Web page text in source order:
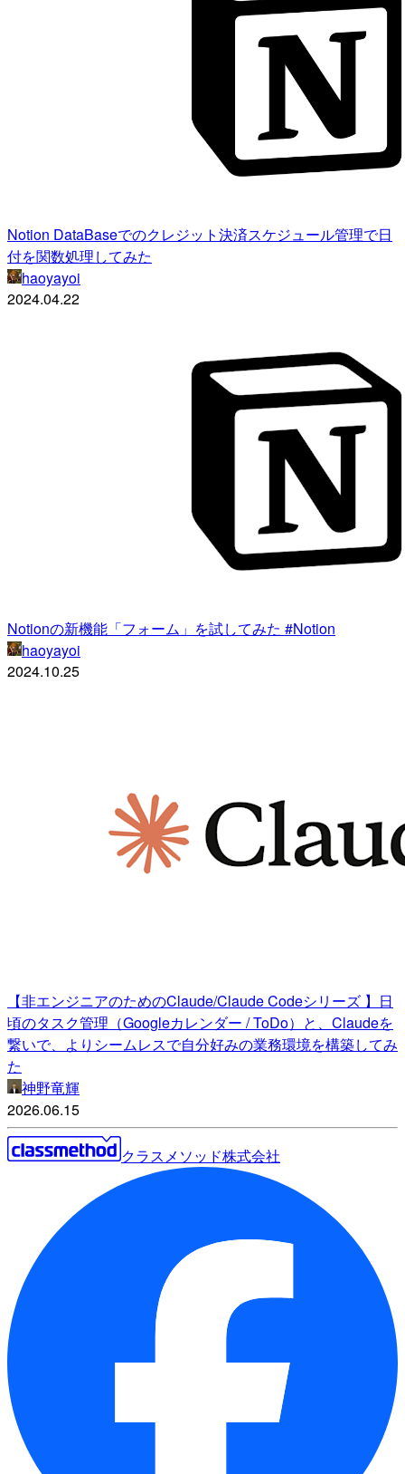
Notion DataBaseでのクレジット決済スケジュール管理で日
付を関数処理してみた
haoyayoi
2024.04.22
Notionの新機能「フォーム」を試してみた #Notion
haoyayoi
2024.10.25
【非エンジニアのためのClaude/Claude Codeシリーズ 】日
頃のタスク管理（Googleカレンダー / ToDo）と、Claudeを
繋いで、よりシームレスで自分好みの業務環境を構築してみ
た
神野竜輝
2026.06.15
クラスメソッド株式会社